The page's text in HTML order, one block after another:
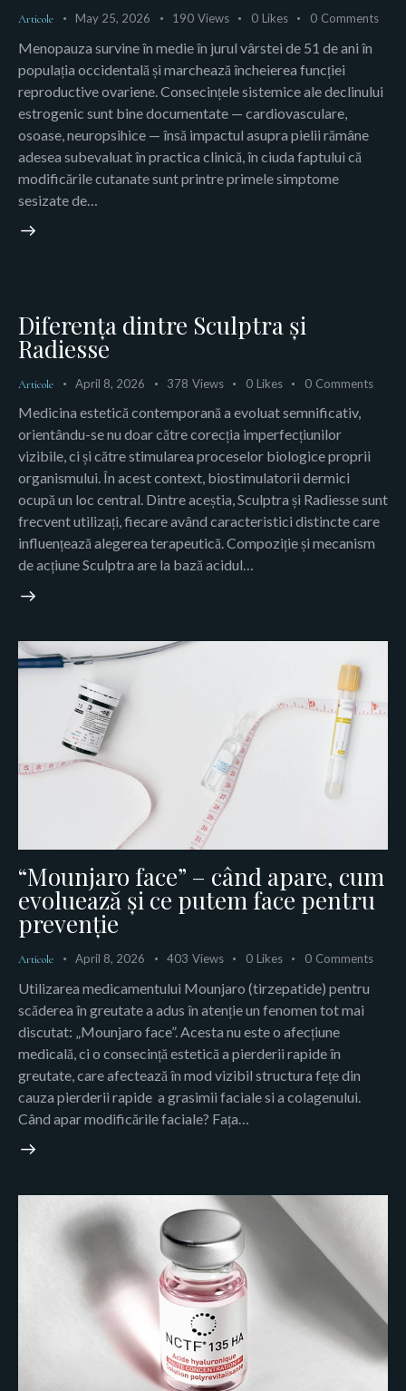
Articole May 25, 2026 190 Views 0 Likes 0 Comments
Menopauza survine în medie în jurul vârstei de 51 de ani în
populația occidentală și marchează încheierea funcției
reproductive ovariene. Consecințele sistemice ale declinului
estrogenic sunt bine documentate — cardiovasculare,
osoase, neuropsihice — însă impactul asupra pielii rămâne
adesea subevaluat în practica clinică, în ciuda faptului că
modificările cutanate sunt printre primele simptome
sesizate de…
Diferența dintre Sculptra și
Radiesse
Articole April 8, 2026 378 Views 0 Likes 0 Comments
Medicina estetică contemporană a evoluat semnificativ,
orientându-se nu doar către corecția imperfecțiunilor
vizibile, ci și către stimularea proceselor biologice proprii
organismului. În acest context, biostimulatorii dermici
ocupă un loc central. Dintre aceștia, Sculptra și Radiesse sunt
frecvent utilizați, fiecare având caracteristici distincte care
influențează alegerea terapeutică. Compoziție și mecanism
de acțiune Sculptra are la bază acidul…
“Mounjaro face” – când apare, cum
evoluează și ce putem face pentru
prevenție
Articole April 8, 2026 403 Views 0 Likes 0 Comments
Utilizarea medicamentului Mounjaro (tirzepatide) pentru
scăderea în greutate a adus în atenție un fenomen tot mai
discutat: „Mounjaro face”. Acesta nu este o afecțiune
medicală, ci o consecință estetică a pierderii rapide în
greutate, care afectează în mod vizibil structura fețe din
cauza pierderii rapide a grasimii faciale si a colagenului.
Când apar modificările faciale? Fața…